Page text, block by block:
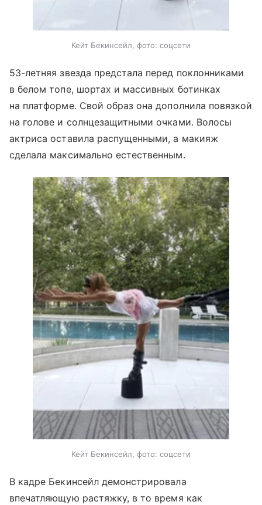
Кейт Бекинсейл, фото: соцсети
53-летняя звезда предстала перед поклонниками
в белом топе, шортах и массивных ботинках
на платформе. Свой образ она дополнила повязкой
на голове и солнцезащитными очками. Волосы
актриса оставила распущенными, а макияж
сделала максимально естественным.
Кейт Бекинсейл, фото: соцсети
В кадре Бекинсейл демонстрировала
впечатляющую растяжку, в то время как